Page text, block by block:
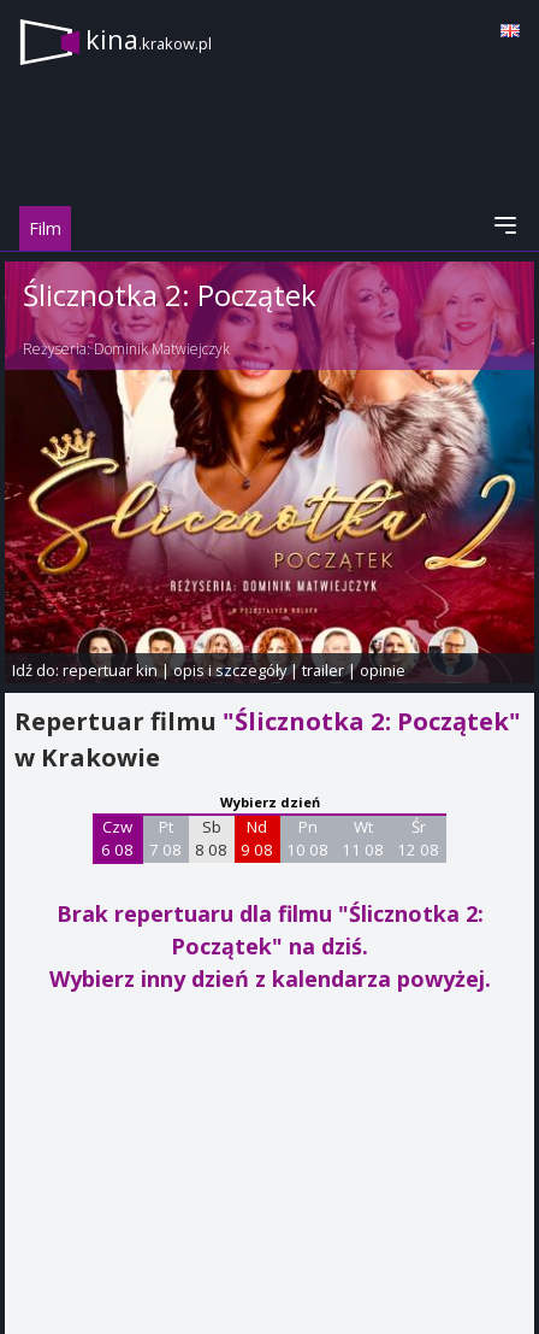
kina.krakow.pl
Film
Ślicznotka 2: Początek
Reżyseria:Dominik Matwiejczyk
Idź do:repertuar kin|opis i szczegóły|trailer|opinie
Repertuar filmu "Ślicznotka 2: Początek"
w Krakowie
Wybierz dzień
Czw
6 08
Pt
7 08
Sb
8 08
Nd
9 08
Pn
10 08
Wt
11 08
Śr
12 08
Brak repertuaru dla filmu "Ślicznotka 2:
Początek" na dziś.
Wybierz inny dzień z kalendarza powyżej.